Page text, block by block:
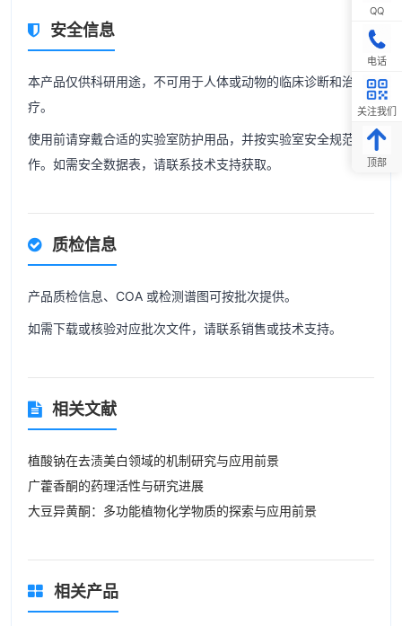
安全信息
本产品仅供科研用途，不可用于人体或动物的临床诊断和治
疗。
使用前请穿戴合适的实验室防护用品，并按实验室安全规范操
作。如需安全数据表，请联系技术支持获取。
质检信息
产品质检信息、COA 或检测谱图可按批次提供。
如需下载或核验对应批次文件，请联系销售或技术支持。
相关文献
植酸钠在去渍美白领域的机制研究与应用前景
广藿香酮的药理活性与研究进展
大豆异黄酮：多功能植物化学物质的探索与应用前景
相关产品
QQ
电话
关注我们
顶部